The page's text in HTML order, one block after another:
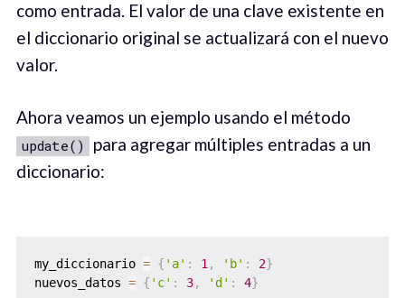
como entrada. El valor de una clave existente en
el diccionario original se actualizará con el nuevo
valor.
Ahora veamos un ejemplo usando el método
update()
para agregar múltiples entradas a un
diccionario:
my_diccionario = { 'a' : 1, 'b' : 2}
nuevos_datos = { 'c' : 3, 'd' : 4}